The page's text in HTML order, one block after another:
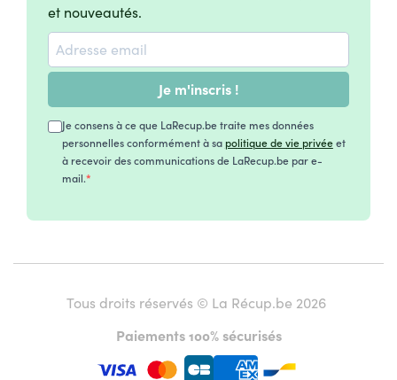
et nouveautés.
Je m'inscris !
Je consens à ce que LaRecup.be traite mes données
personnelles conformément à sapolitique de vie privéeet
à recevoir des communications de LaRecup.be par e-
mail.
Tous droits réservés © La Récup.be 2026
Paiements 100% sécurisés